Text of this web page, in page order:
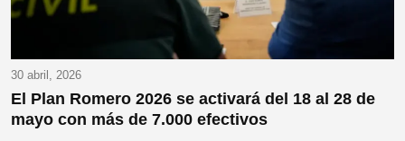
30 abril, 2026
El Plan Romero 2026 se activará del 18 al 28 de
mayo con más de 7.000 efectivos